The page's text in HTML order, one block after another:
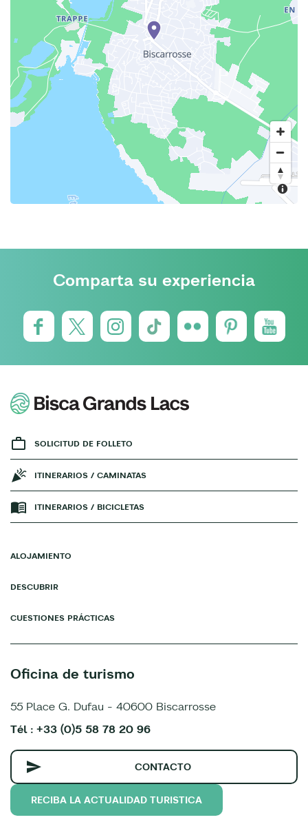
Comparta su experiencia
SOLICITUD DE FOLLETO
ITINERARIOS / CAMINATAS
ITINERARIOS / BICICLETAS
ALOJAMIENTO
DESCUBRIR
CUESTIONES PRÁCTICAS
Oficina de turismo
55 Place G. Dufau - 40600 Biscarrosse
Tél : +33 (0)5 58 78 20 96
CONTACTO
RECIBA LA ACTUALIDAD TURISTICA